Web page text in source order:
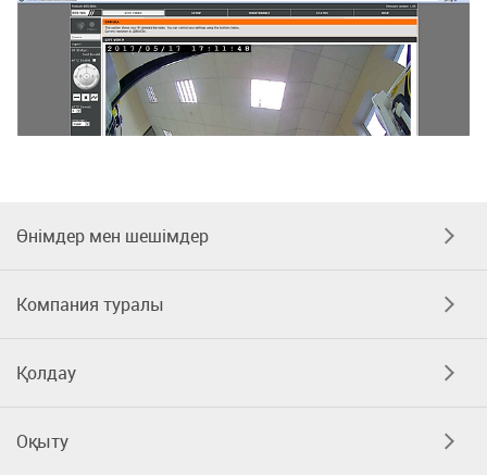
Өнімдер мен шешімдер
Компания туралы
Қолдау
Оқыту